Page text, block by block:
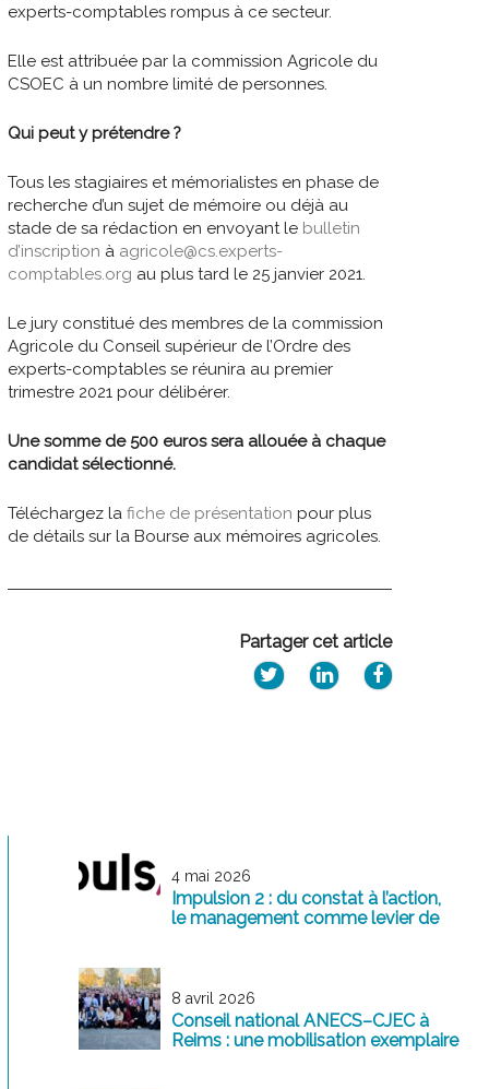
experts-comptables rompus à ce secteur.
Elle est attribuée par la commission Agricole du
CSOEC à un nombre limité de personnes.
Qui peut y prétendre ?
Tous les stagiaires et mémorialistes en phase de
recherche d’un sujet de mémoire ou déjà au
stade de sa rédaction en envoyant le bulletin
d’inscription à agricole@cs.experts-
comptables.org au plus tard le 25 janvier 2021.
Le jury constitué des membres de la commission
Agricole du Conseil supérieur de l’Ordre des
experts-comptables se réunira au premier
trimestre 2021 pour délibérer.
Une somme de 500 euros sera allouée à chaque
candidat sélectionné.
Téléchargez lafiche de présentation pour plus
de détails sur la Bourse aux mémoires agricoles.
Partager cet article
4 mai 2026
Impulsion 2 : du constat à l’action,
le management comme levier de
8 avril 2026
Conseil national ANECS–CJEC à
Reims : une mobilisation exemplaire